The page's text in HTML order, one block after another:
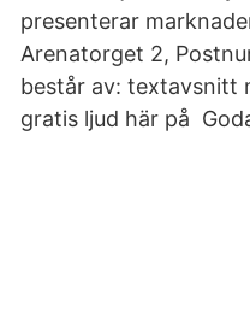
presenterar
Arenatorget 2,
består av: textavsnitt
gratis ljud här på